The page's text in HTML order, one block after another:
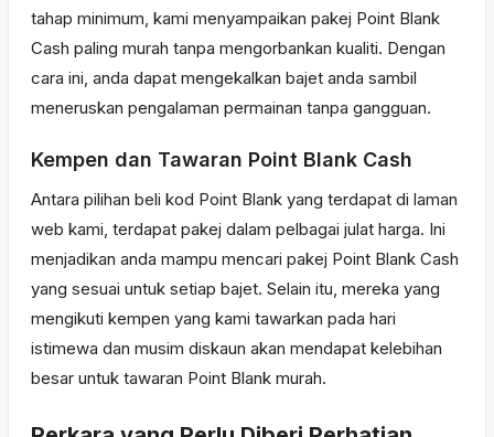
tahap minimum, kami menyampaikan pakej Point Blank
Cash paling murah tanpa mengorbankan kualiti. Dengan
cara ini, anda dapat mengekalkan bajet anda sambil
meneruskan pengalaman permainan tanpa gangguan.
Kempen dan Tawaran Point Blank Cash
Antara pilihan beli kod Point Blank yang terdapat di laman
web kami, terdapat pakej dalam pelbagai julat harga. Ini
menjadikan anda mampu mencari pakej Point Blank Cash
yang sesuai untuk setiap bajet. Selain itu, mereka yang
mengikuti kempen yang kami tawarkan pada hari
istimewa dan musim diskaun akan mendapat kelebihan
besar untuk tawaran Point Blank murah.